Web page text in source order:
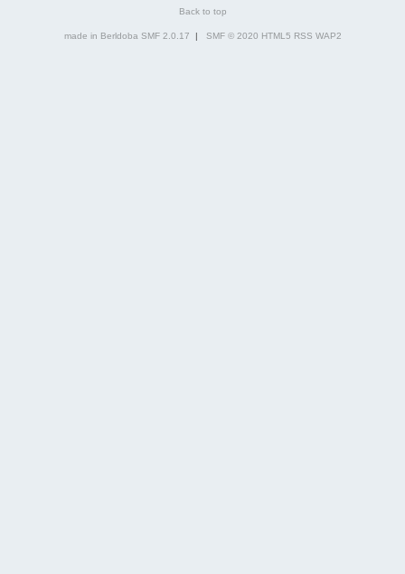
Back to top
made in Berldoba SMF 2.0.17 | SMF © 2020 HTML5 RSS WAP2